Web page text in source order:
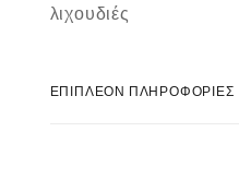
λιχουδιές
ΕΠΙΠΛΈΟΝ ΠΛΗΡΟΦΟΡΊΕΣ